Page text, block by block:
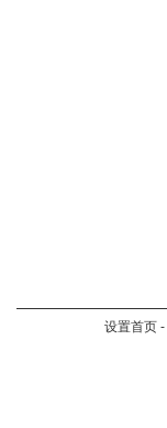
设置首页 -